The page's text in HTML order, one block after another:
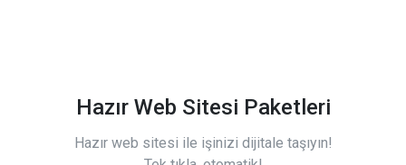
Hazır Web Sitesi Paketleri
Hazır web sitesi ile işinizi dijitale taşıyın!